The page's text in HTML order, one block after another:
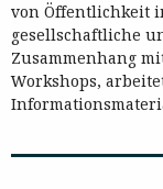
von Öffentlichkeit
gesellschaftliche
Zusammenhang
Workshops,